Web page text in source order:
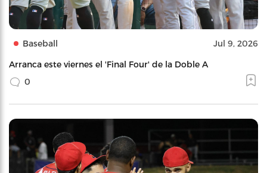
Baseball Jul 9, 2026
Arranca este viernes el 'Final Four' de la Doble A
0